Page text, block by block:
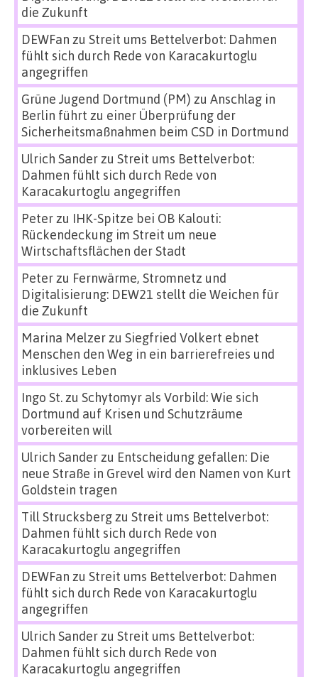
die Zukunft
DEWFan zu Streit ums Bettelverbot: Dahmen
fühlt sich durch Rede von Karacakurtoglu
angegriffen
Grüne Jugend Dortmund (PM) zu Anschlag in
Berlin führt zu einer Überprüfung der
Sicherheitsmaßnahmen beim CSD in Dortmund
Ulrich Sanderzu Streit ums Bettelverbot:
Dahmen fühlt sich durch Rede von
Karacakurtoglu angegriffen
Peterzu IHK-Spitze bei OB Kalouti:
Rückendeckung im Streit um neue
Wirtschaftsflächen der Stadt
Peterzu Fernwärme, Stromnetz und
Digitalisierung: DEW21 stellt die Weichen für
die Zukunft
Marina Melzerzu Siegfried Volkert ebnet
Menschen den Weg in ein barrierefreies und
inklusives Leben
Ingo St.zu Schytomyr als Vorbild: Wie sich
Dortmund auf Krisen und Schutzräume
vorbereiten will
Ulrich Sanderzu Entscheidung gefallen: Die
neue Straße in Grevel wird den Namen von Kurt
Goldstein tragen
Till Strucksbergzu Streit ums Bettelverbot:
Dahmen fühlt sich durch Rede von
Karacakurtoglu angegriffen
DEWFan zu Streit ums Bettelverbot: Dahmen
fühlt sich durch Rede von Karacakurtoglu
angegriffen
Ulrich Sanderzu Streit ums Bettelverbot:
Dahmen fühlt sich durch Rede von
Karacakurtoglu angegriffen